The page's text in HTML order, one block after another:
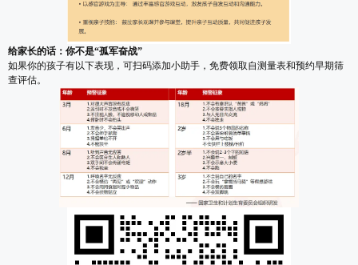
给家长的话：你不是“孤军奋战”
如果你的孩子有以下表现，可扫码添加小助手，免费领取自测量表和预约早期筛
查评估。